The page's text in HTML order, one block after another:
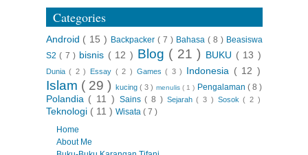
Categories
Android ( 15 ) Backpacker( 7 ) Bahasa ( 8 ) Beasiswa
S2( 7 ) bisnis ( 12 ) Blog ( 21 ) BUKU ( 13 )
Dunia( 2 ) Essay ( 2 ) Games( 3 ) Indonesia ( 12 )
Islam ( 29 ) kucing ( 3 ) menulis ( 1 ) Pengalaman ( 8 )
Polandia ( 11 ) Sains( 8 ) Sejarah( 3 ) Sosok( 2 )
Teknologi ( 11 ) Wisata ( 7 )
Home
About Me